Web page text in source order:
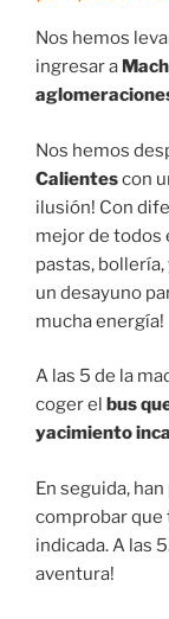
Nos hemos
ingresar a
Nos hemos
Calientescon
ilusión! Con
mejor de todos
pastas, bollería,
un desayuno
mucha energía!
A las 5 de la
coger el bus
yacimiento inca
En seguida,
comprobar que
indicada. A las
aventura!